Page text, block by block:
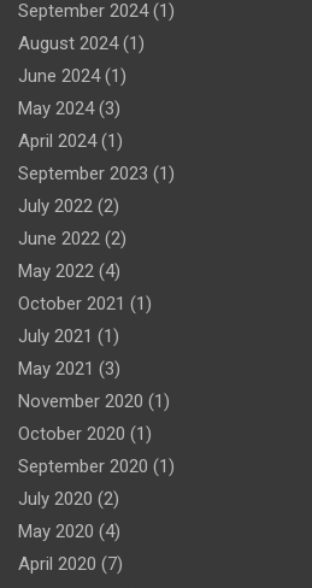
September 2024(1)
August 2024(1)
June 2024(1)
May 2024(3)
April 2024(1)
September 2023 (1)
July 2022 (2)
June 2022 (2)
May 2022 (4)
October 2021 (1)
July 2021 (1)
May 2021 (3)
November 2020 (1)
October 2020 (1)
September 2020 (1)
July 2020 (2)
May 2020 (4)
April 2020 (7)